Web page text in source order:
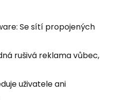
Se sítí propojených
rušivá reklama vůbec,
uživatele ani